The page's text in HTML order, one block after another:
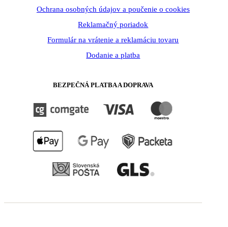
Ochrana osobných údajov a poučenie o cookies
Reklamačný poriadok
Formulár na vrátenie a reklamáciu tovaru
Dodanie a platba
BEZPEČNÁ PLATBA A DOPRAVA